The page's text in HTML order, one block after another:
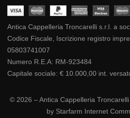
Antica Cappelleria Troncarelli s.r.l. a
Codice Fiscale, Iscrizione registro
05803741007
Numero R.E.A: RM-923484
Capitale sociale: € 10.000,00 int.
© 2026 – Antica Cappelleria
by Starfarm Internet